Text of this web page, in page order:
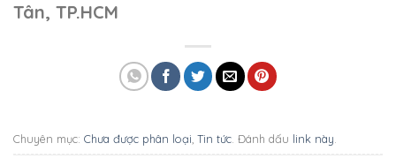
Tân, TP.HCM
Chuyên mục: Chưa được phân loại Tin tức . Đánh dấu link này